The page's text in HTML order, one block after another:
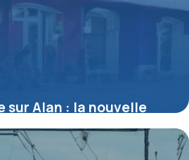
sur Alan : la nouvelle
du ministère de